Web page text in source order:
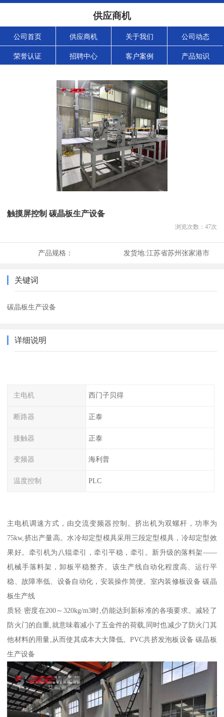
供应商机
公司首页 供应商机 关于我们 公司动态
荣誉认证 招聘中心 客户案例 产品知识
触摸屏控制 碳晶板生产设备
浏览次数： 47次
产品规格： 发货地:江苏省苏州张家港市
关键词
碳晶板生产设备
详细说明
主电机 西门子贝得
断路器 正泰
接触器 正泰
变频器 海利普
温度控制 PLC
主电机调速方式，由交流变频器控制。挤出机为双螺杆，功率为
75kw,挤出产量高。水冷却定型模具采用三段定型模具，冷却定型效
果好。牵引机为八辊牵引，牵引平稳，牵引。新升级的落料架——
机械手落料架，卸板平稳整齐。该生产线自动化程度高、运行平
稳、故障率低、设备自动化，安装操作简便。室内装修板设备 碳晶
板生产线
质轻 密度在200～320kg/m3时,仍能达到新标准的各项要求。减轻了
防火门的自重,就意味着减小了五金件的荷载,同时也减少了防火门其
他材料的用量,从而使其成本大大降低。PVC共挤发泡板设备 碳晶板
生产设备